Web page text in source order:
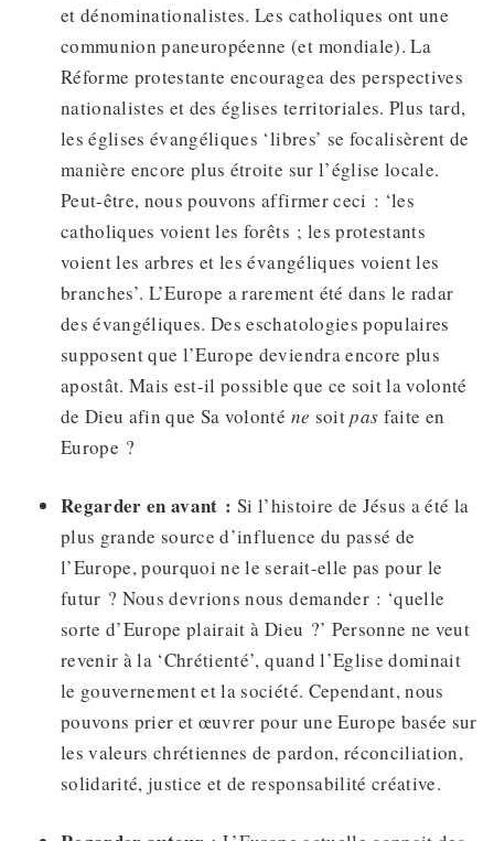
et dénominationalistes. Les catholiques ont une
communion paneuropéenne (et mondiale). La
Réforme protestante encouragea des perspectives
nationalistes et des églises territoriales. Plus tard,
les églises évangéliques ‘libres’ se focalisèrent de
manière encore plus étroite sur l’église locale.
Peut-être, nous pouvons affirmer ceci : ‘les
catholiques voient les forêts ; les protestants
voient les arbres et les évangéliques voient les
branches’. L’Europe a rarement été dans le radar
des évangéliques. Des eschatologies populaires
supposent que l’Europe deviendra encore plus
apostât. Mais est-il possible que ce soit la volonté
de Dieu afin que Sa volonté ne soitpas faite en
Europe ?
Regarder en avant : Si l’histoire de Jésus a été la
plus grande source d’influence du passé de
l’Europe, pourquoi ne le serait-elle pas pour le
futur ? Nous devrions nous demander : ‘quelle
sorte d’Europe plairait à Dieu ?’ Personne ne veut
revenir à la ‘Chrétienté’, quand l’Eglise dominait
le gouvernement et la société. Cependant, nous
pouvons prier et œuvrer pour une Europe basée sur
les valeurs chrétiennes de pardon, réconciliation,
solidarité, justice et de responsabilité créative.